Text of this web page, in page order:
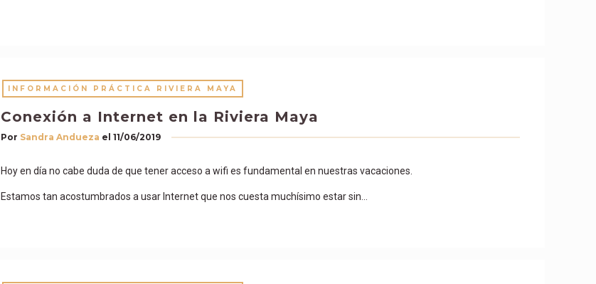
INFORMACIÓN PRÁCTICA RIVIERA MAYA
Conexión a Internet en la Riviera Maya
Por Sandra Andueza el 11/06/2019
Hoy en día no cabe duda de que tener acceso a wifi es fundamental en nuestras vacaciones.
Estamos tan acostumbrados a usar Internet que nos cuesta muchísimo estar sin…